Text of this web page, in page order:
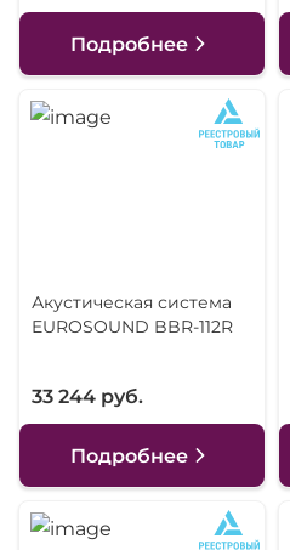
Подробнее
Акустическая система
EUROSOUND BBR-112R
33 244 руб.
Подробнее